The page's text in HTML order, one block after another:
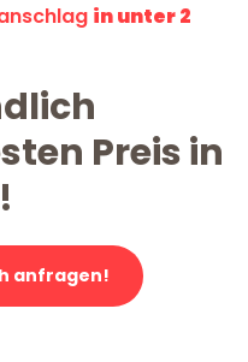
in unter 2
Preis in
anfragen!